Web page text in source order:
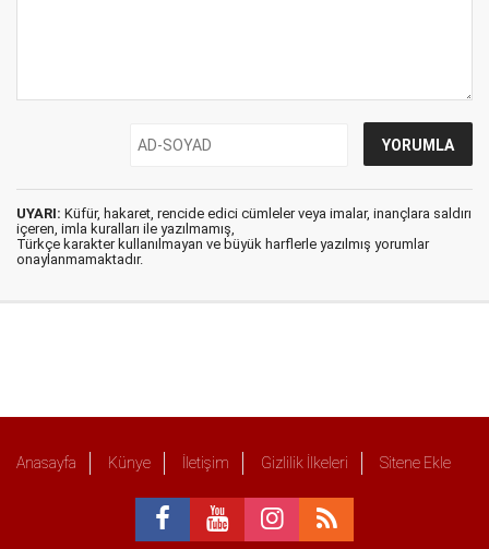
UYARI: Küfür, hakaret, rencide edici cümleler veya imalar, inançlara saldırı
içeren, imla kuralları ile yazılmamış,
Türkçe karakter kullanılmayan ve büyük harflerle yazılmış yorumlar
onaylanmamaktadır.
Anasayfa Künye İletişim Gizlilik İlkeleri Sitene Ekle